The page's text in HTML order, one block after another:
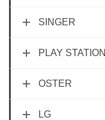
SINGER
PLAY STATION
OSTER
LG